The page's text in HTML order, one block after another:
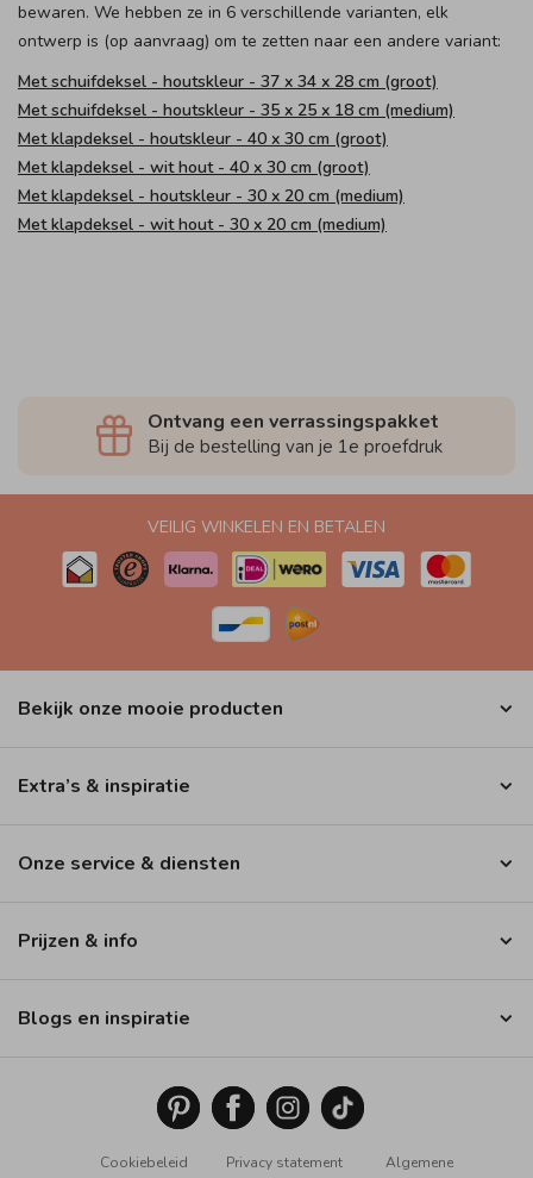
bewaren. We hebben ze in 6 verschillende varianten, elk
ontwerp is (op aanvraag) om te zetten naar een andere variant:
Met schuifdeksel - houtskleur - 37 x 34 x 28 cm (groot)
Met schuifdeksel - houtskleur - 35 x 25 x 18 cm (medium)
Met klapdeksel - houtskleur - 40 x 30 cm (groot)
Met klapdeksel - wit hout - 40 x 30 cm (groot)
Met klapdeksel - houtskleur - 30 x 20 cm (medium)
Met klapdeksel - wit hout - 30 x 20 cm (medium)
Ontvang een verrassingspakket
Bij de bestelling van je 1e proefdruk
VEILIG WINKELEN EN BETALEN
Bekijk onze mooie producten
Extra’s & inspiratie
Onze service & diensten
Prijzen & info
Blogs en inspiratie
Cookiebeleid Privacy statement Algemene